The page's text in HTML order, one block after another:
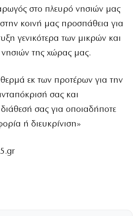
στο πλευρό νησιών μας
κοινή μας προσπάθεια για
γενικότερα των μικρών και
της χώρας μας.
εκ των προτέρων για την
σας και
σας για οποιαδήποτε
ή διευκρίνιση»